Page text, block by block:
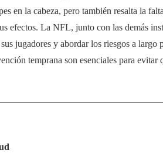
en la cabeza, pero también resalta la
efectos. La NFL, junto con las demás
jugadores y abordar los riesgos a largo
temprana son esenciales para evitar